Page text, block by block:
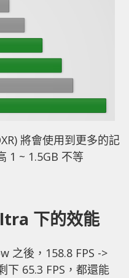
將會使用到更多的記
1 ~ 1.5GB 不等
下的效能
之後，158.8 FPS ->
下 65.3 FPS，都還能